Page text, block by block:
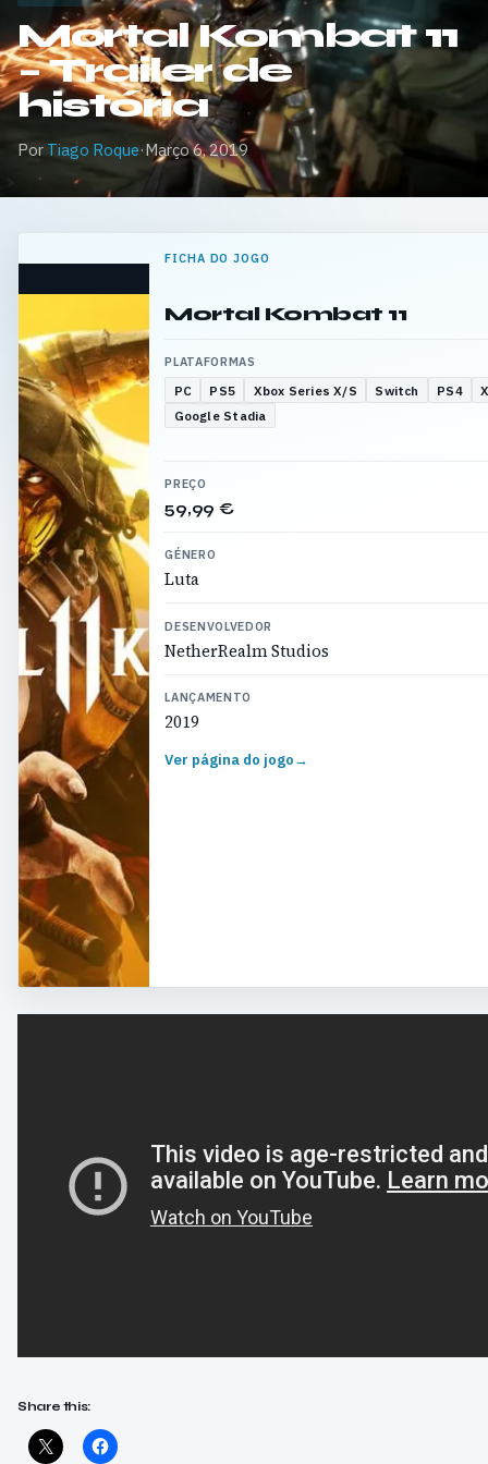
Mortal Kombat 11
– Trailer de
história
Por Tiago Roque·Março 6, 2019
FICHA DO JOGO
Mortal Kombat 11
PLATAFORMAS
PC PS5 Xbox Series X/S Switch PS4
Google Stadia
PREÇO
59,99 €
GÉNERO
Luta
DESENVOLVEDOR
NetherRealm Studios
LANÇAMENTO
2019
Ver página do jogo→
Share this: